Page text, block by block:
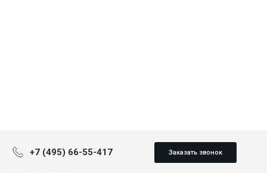
+7 (495) 66-55-417 Заказать звонок